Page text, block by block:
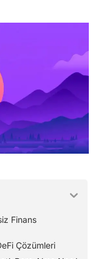
Finans
Çözümleri